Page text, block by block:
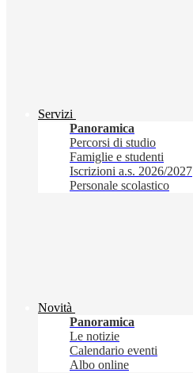
Servizi
Panoramica
Percorsi di studio
Famiglie e studenti
Iscrizioni a.s. 2026/2027
Personale scolastico
Novità
Panoramica
Le notizie
Calendario eventi
Albo online